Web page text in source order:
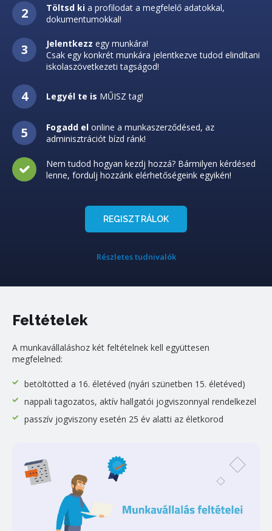
Töltsd ki a profilodat a megfelelő adatokkal,
dokumentumokkal!
Jelentkezz egy munkára!
Csak egy konkrét munkára jelentkezve tudod elindítani
iskolaszövetkezeti tagságod!
Legyél te is MŰISZ tag!
Fogadd el online a munkaszerződésed, az
adminisztrációt bízd ránk!
Nem tudod hogyan kezdj hozzá? Bármilyen kérdésed
lenne, fordulj hozzánk elérhetőségeink egyikén!
REGISZTRÁLOK
Részletes tudnivalók
Feltételek
A munkavállaláshoz két feltételnek kell együttesen
megfelelned:
betöltötted a 16. életéved (nyári szünetben 15. életéved)
nappali tagozatos, aktív hallgatói jogviszonnyal rendelkezel
passzív jogviszony esetén 25 év alatti az életkorod